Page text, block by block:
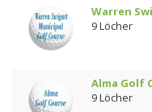
Warren
9 Löcher
Alma Golf
9 Löcher